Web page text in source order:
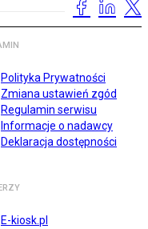
Polityka Prywatności
Zmiana ustawień zgód
Regulamin serwisu
Informacje o nadawcy
Deklaracja dostępności
E-kiosk.pl